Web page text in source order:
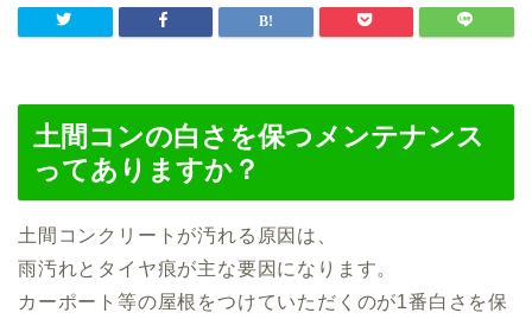
土間コンの白さを保つメンテナンス
ってありますか？
土間コンクリートが汚れる原因は、
雨汚れとタイヤ痕が主な要因になります。
カーポート等の屋根をつけていただくのが1番白さを保